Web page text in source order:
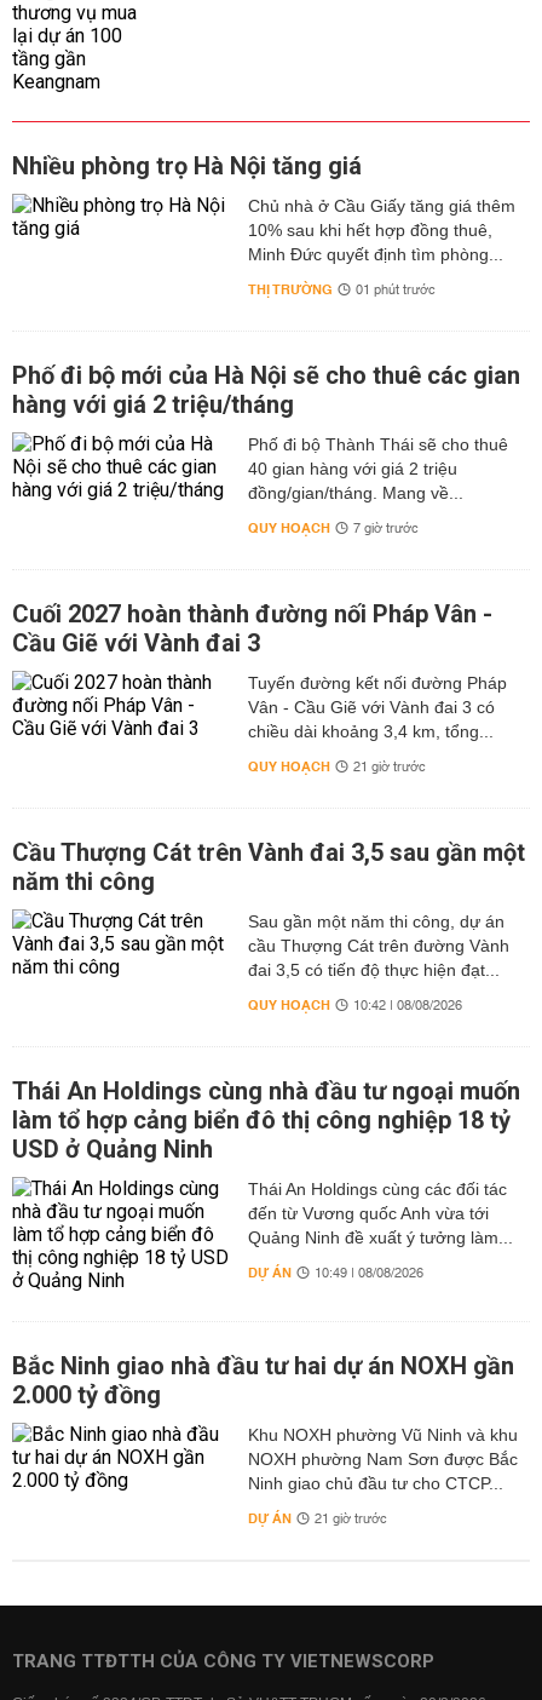
Nhiều phòng trọ Hà Nội tăng giá
Chủ nhà ở Cầu Giấy tăng giá thêm
10% sau khi hết hợp đồng thuê,
Minh Đức quyết định tìm phòng...
THỊ TRƯỜNG 01 phút trước
Phố đi bộ mới của Hà Nội sẽ cho thuê các gian
hàng với giá 2 triệu/tháng
Phố đi bộ Thành Thái sẽ cho thuê
40 gian hàng với giá 2 triệu
đồng/gian/tháng. Mang về...
QUY HOẠCH 7 giờ trước
Cuối 2027 hoàn thành đường nối Pháp Vân -
Cầu Giẽ với Vành đai 3
Tuyến đường kết nối đường Pháp
Vân - Cầu Giẽ với Vành đai 3 có
chiều dài khoảng 3,4 km, tổng...
QUY HOẠCH 21 giờ trước
Cầu Thượng Cát trên Vành đai 3,5 sau gần một
năm thi công
Sau gần một năm thi công, dự án
cầu Thượng Cát trên đường Vành
đai 3,5 có tiến độ thực hiện đạt...
QUY HOẠCH 10:42 | 08/08/2026
Thái An Holdings cùng nhà đầu tư ngoại muốn
làm tổ hợp cảng biển đô thị công nghiệp 18 tỷ
USD ở Quảng Ninh
Thái An Holdings cùng các đối tác
đến từ Vương quốc Anh vừa tới
Quảng Ninh đề xuất ý tưởng làm...
DỰ ÁN 10:49 | 08/08/2026
Bắc Ninh giao nhà đầu tư hai dự án NOXH gần
2.000 tỷ đồng
Khu NOXH phường Vũ Ninh và khu
NOXH phường Nam Sơn được Bắc
Ninh giao chủ đầu tư cho CTCP...
DỰ ÁN 21 giờ trước
TRANG TTĐTTH CỦA CÔNG TY VIETNEWSCORP